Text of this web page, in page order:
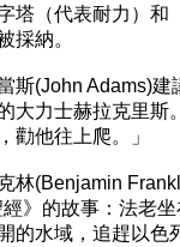
塔（代表耐力）和
採納。
斯(John Adams)
大力士赫拉克里斯
勸他往上爬。」
林(Benjamin
》的故事：法老
的水域，追趕以色